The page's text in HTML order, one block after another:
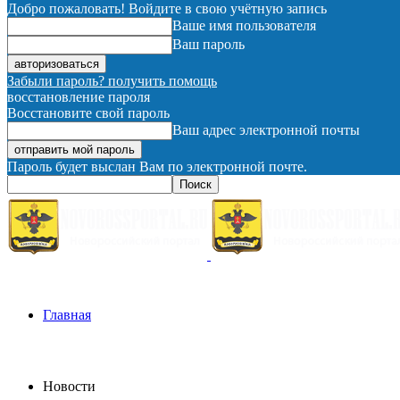
Добро пожаловать! Войдите в свою учётную запись
Ваше имя пользователя
Ваш пароль
Забыли пароль? получить помощь
восстановление пароля
Восстановите свой пароль
Ваш адрес электронной почты
Пароль будет выслан Вам по электронной почте.
Главная
Новости